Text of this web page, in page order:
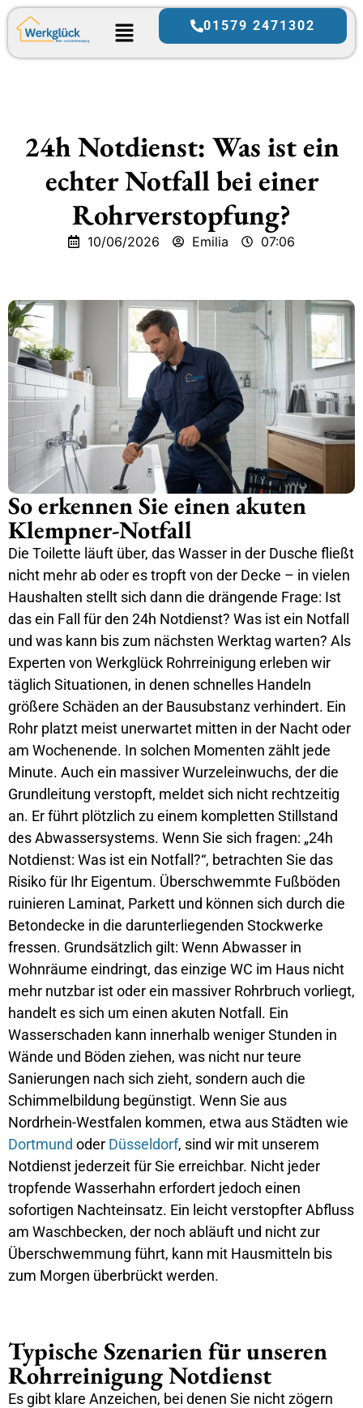
01579 2471302
24h Notdienst: Was ist ein
echter Notfall bei einer
Rohrverstopfung?
10/06/2026 Emilia 07:06
So erkennen Sie einen akuten
Klempner-Notfall
Die Toilette läuft über, das Wasser in der Dusche fließt
nicht mehr ab oder es tropft von der Decke – in vielen
Haushalten stellt sich dann die drängende Frage: Ist
das ein Fall für den 24h Notdienst? Was ist ein Notfall
und was kann bis zum nächsten Werktag warten? Als
Experten von Werkglück Rohrreinigung erleben wir
täglich Situationen, in denen schnelles Handeln
größere Schäden an der Bausubstanz verhindert. Ein
Rohr platzt meist unerwartet mitten in der Nacht oder
am Wochenende. In solchen Momenten zählt jede
Minute. Auch ein massiver Wurzeleinwuchs, der die
Grundleitung verstopft, meldet sich nicht rechtzeitig
an. Er führt plötzlich zu einem kompletten Stillstand
des Abwassersystems. Wenn Sie sich fragen: „24h
Notdienst: Was ist ein Notfall?“, betrachten Sie das
Risiko für Ihr Eigentum. Überschwemmte Fußböden
ruinieren Laminat, Parkett und können sich durch die
Betondecke in die darunterliegenden Stockwerke
fressen. Grundsätzlich gilt: Wenn Abwasser in
Wohnräume eindringt, das einzige WC im Haus nicht
mehr nutzbar ist oder ein massiver Rohrbruch vorliegt,
handelt es sich um einen akuten Notfall. Ein
Wasserschaden kann innerhalb weniger Stunden in
Wände und Böden ziehen, was nicht nur teure
Sanierungen nach sich zieht, sondern auch die
Schimmelbildung begünstigt. Wenn Sie aus
Nordrhein-Westfalen kommen, etwa aus Städten wie
Dortmund oder Düsseldorf, sind wir mit unserem
Notdienst jederzeit für Sie erreichbar. Nicht jeder
tropfende Wasserhahn erfordert jedoch einen
sofortigen Nachteinsatz. Ein leicht verstopfter Abfluss
am Waschbecken, der noch abläuft und nicht zur
Überschwemmung führt, kann mit Hausmitteln bis
zum Morgen überbrückt werden.
Typische Szenarien für unseren
Rohrreinigung Notdienst
Es gibt klare Anzeichen, bei denen Sie nicht zögern